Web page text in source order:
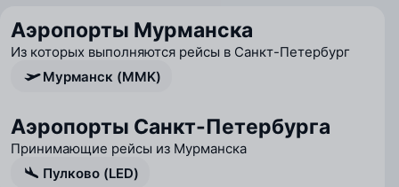
Аэропорты Мурманска
Из которых выполняются рейсы в Санкт-Петербург
Мурманск (MMK)
Аэропорты Санкт-Петербурга
Принимающие рейсы из Мурманска
Пулково (LED)